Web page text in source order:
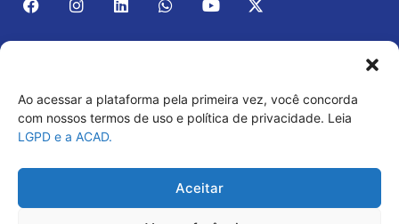
Ao acessar a plataforma pela primeira vez, você concorda
com nossos termos de uso e política de privacidade. Leia
LGPD e a ACAD.
Aceitar
ACAD BRASIL – ASSOCIAÇÃO BRASILEIRA DE